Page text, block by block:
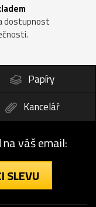
dostupnost
Papíry
Kancelář
váš email:
SLEVU